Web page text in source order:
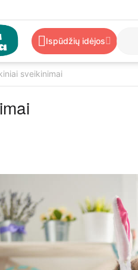
Ispūdžių idėjos
sveikinimai